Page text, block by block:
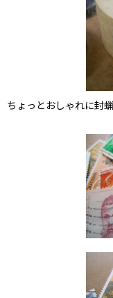
ちょっとおしゃれに封